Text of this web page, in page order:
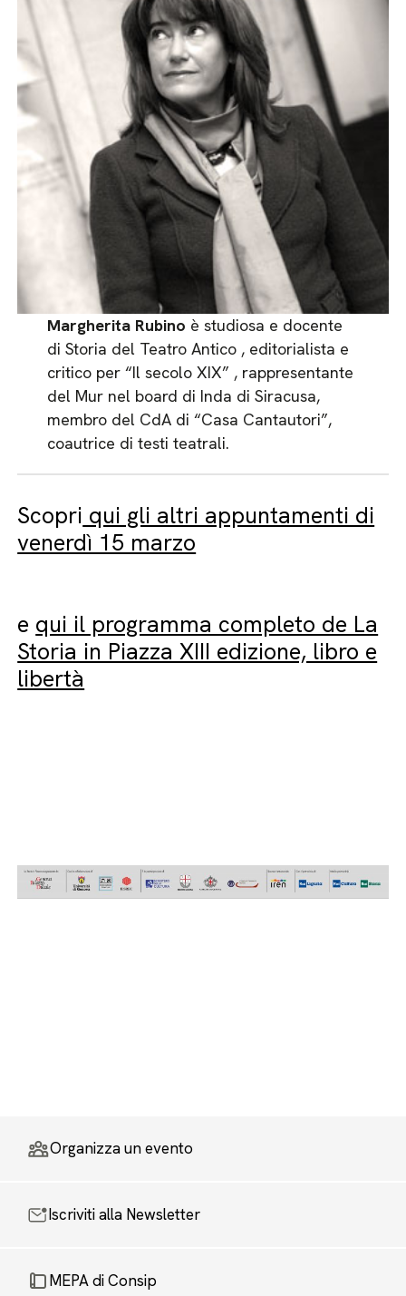
Margherita Rubino è studiosa e docente
di Storia del Teatro Antico , editorialista e
critico per “Il secolo XIX” , rappresentante
del Mur nel board di Inda di Siracusa,
membro del CdA di “Casa Cantautori”,
coautrice di testi teatrali.
Scopri qui gli altri appuntamenti di
venerdì 15 marzo
e qui il programma completo de La
Storia in Piazza XIII edizione, libro e
libertà
Organizza un evento
Iscriviti alla Newsletter
MEPA di Consip